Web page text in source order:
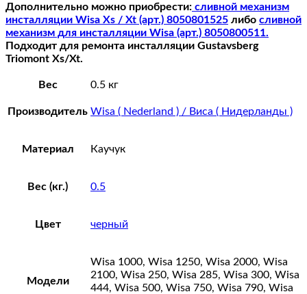
Дополнительно можно приобрести: сливной механизм
инсталляции Wisa Xs / Xt (арт.) 8050801525 либо сливной
механизм для инсталляции Wisa (арт.) 8050800511.
Подходит для ремонта инсталляции Gustavsberg
Triomont Xs/Xt.
Вес 0.5 кг
Производитель Wisa ( Nederland ) / Виса ( Нидерланды )
Материал Каучук
Вес (кг.) 0.5
Цвет черный
Модели
Wisa 1000, Wisa 1250, Wisa 2000, Wisa
2100, Wisa 250, Wisa 285, Wisa 300, Wisa
444, Wisa 500, Wisa 750, Wisa 790, Wisa